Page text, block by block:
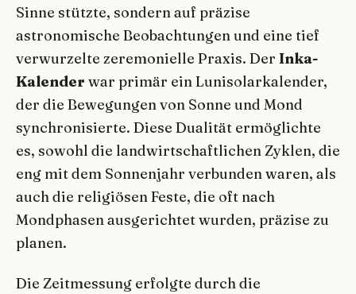
Sinne stützte, sondern auf präzise
astronomische Beobachtungen und eine tief
verwurzelte zeremonielle Praxis. Der Inka-
Kalender war primär ein Lunisolarkalender,
der die Bewegungen von Sonne und Mond
synchronisierte. Diese Dualität ermöglichte
es, sowohl die landwirtschaftlichen Zyklen, die
eng mit dem Sonnenjahr verbunden waren, als
auch die religiösen Feste, die oft nach
Mondphasen ausgerichtet wurden, präzise zu
planen.
Die Zeitmessung erfolgte durch die